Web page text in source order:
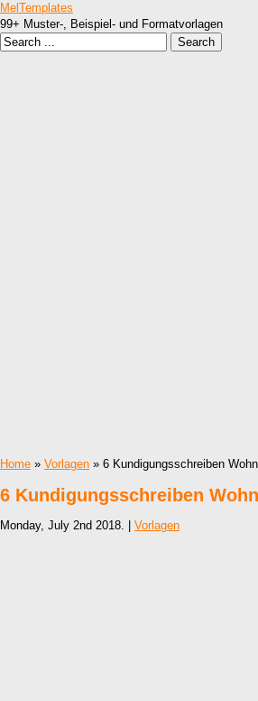
MelTemplates
99+ Muster-, Beispiel- und Formatvorlagen
Home » Vorlagen » 6 Kundigungsschreiben
6 Kundigungsschreiben
Monday, July 2nd 2018. | Vorlagen